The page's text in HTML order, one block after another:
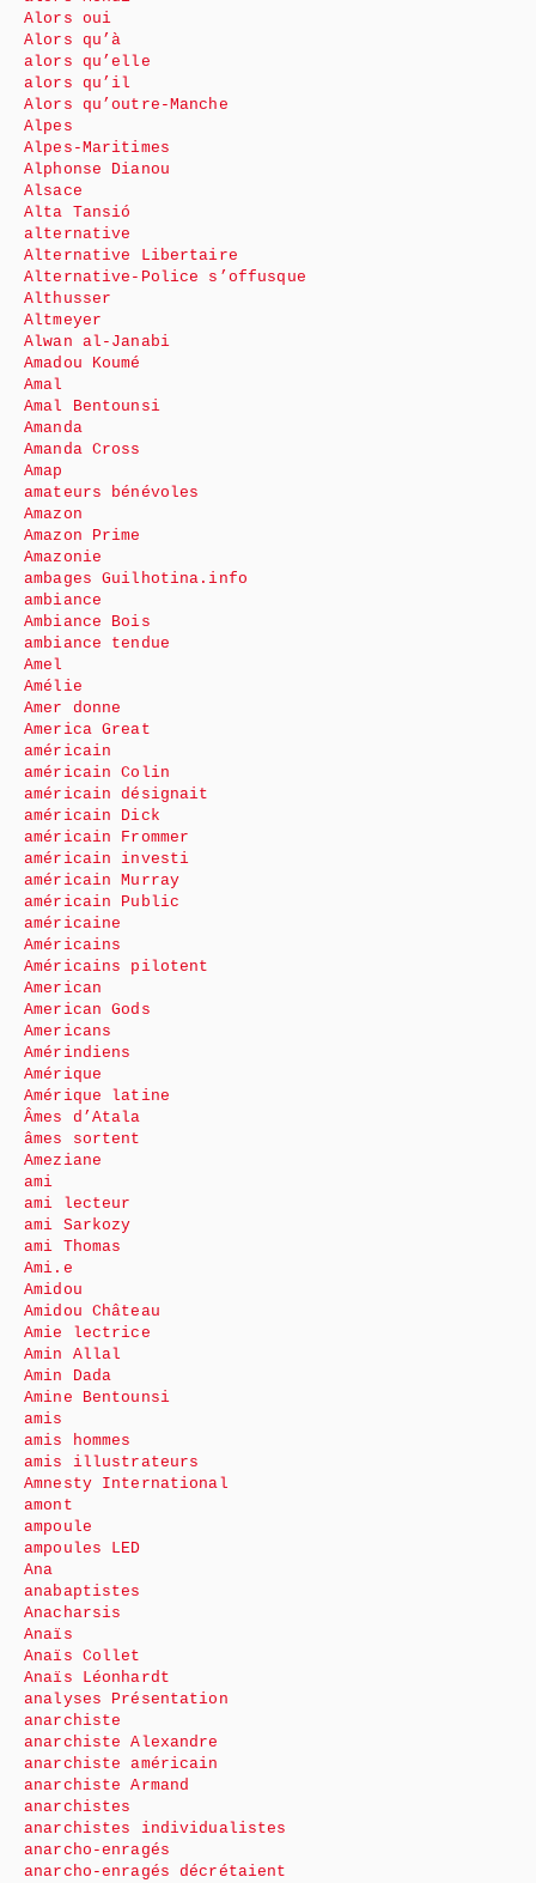
Alors oui
Alors qu’à
alors qu’elle
alors qu’il
Alors qu’outre-Manche
Alpes
Alpes-Maritimes
Alphonse Dianou
Alsace
Alta Tansió
alternative
Alternative Libertaire
Alternative-Police s’offusque
Althusser
Altmeyer
Alwan al-Janabi
Amadou Koumé
Amal
Amal Bentounsi
Amanda
Amanda Cross
Amap
amateurs bénévoles
Amazon
Amazon Prime
Amazonie
ambages Guilhotina.info
ambiance
Ambiance Bois
ambiance tendue
Amel
Amélie
Amer donne
America Great
américain
américain Colin
américain désignait
américain Dick
américain Frommer
américain investi
américain Murray
américain Public
américaine
Américains
Américains pilotent
American
American Gods
Americans
Amérindiens
Amérique
Amérique latine
Âmes d’Atala
âmes sortent
Ameziane
ami
ami lecteur
ami Sarkozy
ami Thomas
Ami.e
Amidou
Amidou Château
Amie lectrice
Amin Allal
Amin Dada
Amine Bentounsi
amis
amis hommes
amis illustrateurs
Amnesty International
amont
ampoule
ampoules LED
Ana
anabaptistes
Anacharsis
Anaïs
Anaïs Collet
Anaïs Léonhardt
analyses Présentation
anarchiste
anarchiste Alexandre
anarchiste américain
anarchiste Armand
anarchistes
anarchistes individualistes
anarcho-enragés
anarcho-enragés décrétaient